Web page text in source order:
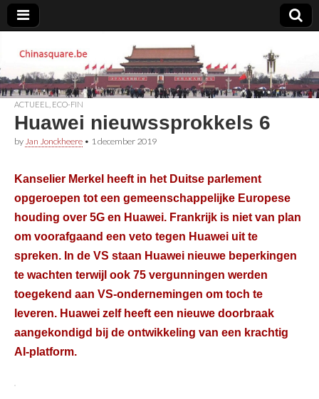
Chinasquare.be
ACTUEEL ECO-FIN
Huawei nieuwssprokkels 6
by Jan Jonckheere • 1 december 2019
Kanselier Merkel heeft in het Duitse parlement
opgeroepen tot een gemeenschappelijke Europese
houding over 5G en Huawei. Frankrijk is niet van plan
om voorafgaand een veto tegen Huawei uit te
spreken. In de VS staan Huawei nieuwe beperkingen
te wachten terwijl ook 75 vergunningen werden
toegekend aan VS-ondernemingen om toch te
leveren. Huawei zelf heeft een nieuwe doorbraak
aangekondigd bij de ontwikkeling van een krachtig
AI-platform.